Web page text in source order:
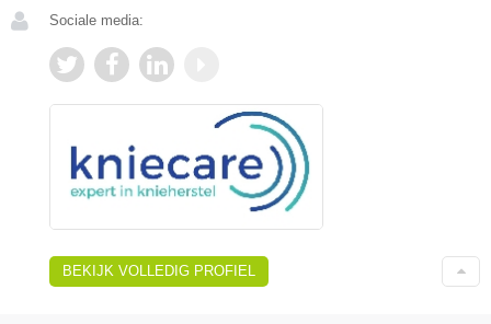
Sociale media:
BEKIJK VOLLEDIG PROFIEL